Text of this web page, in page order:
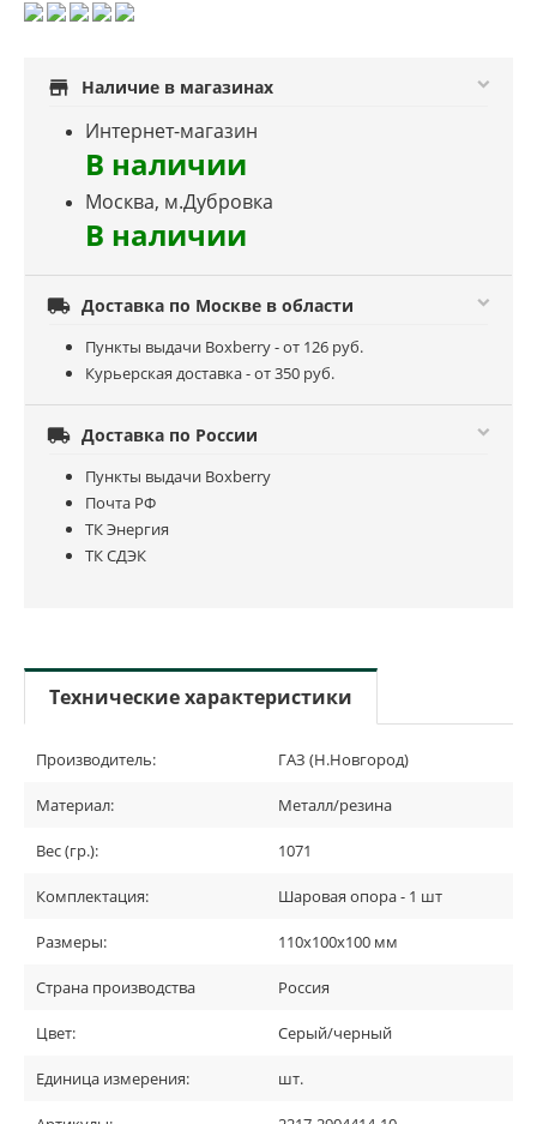
store Наличие в магазинах
Интернет-магазин
В наличии
Москва, м.Дубровка
В наличии
 Доставка по Москве в области
Пункты выдачи Boxberry - от 126 руб.
Курьерская доставка - от 350 руб.
 Доставка по России
Пункты выдачи Boxberry
Почта РФ
ТК Энергия
ТК СДЭК
Технические характеристики
Производитель: ГАЗ (Н.Новгород)
Материал: Металл/резина
Вес (гр.): 1071
Комплектация: Шаровая опора - 1 шт
Размеры: 110х100х100 мм
Страна производства Россия
Цвет: Серый/черный
Единица измерения: шт.